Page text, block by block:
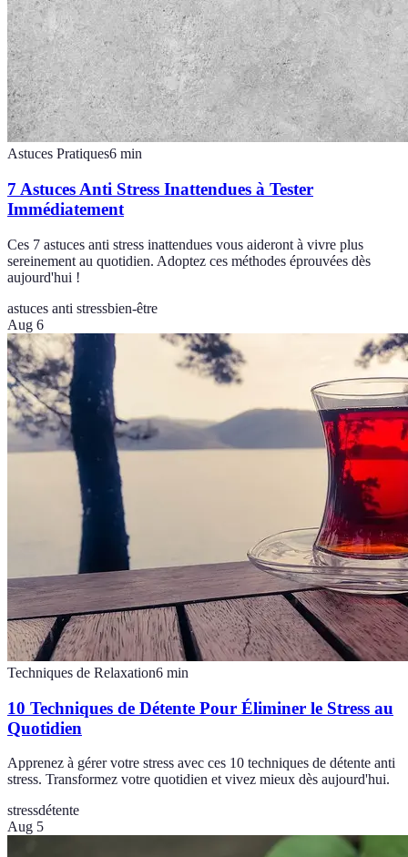
Astuces Pratiques6 min
7 Astuces Anti Stress Inattendues à Tester
Immédiatement
Ces 7 astuces anti stress inattendues vous aideront à vivre plus
sereinement au quotidien. Adoptez ces méthodes éprouvées dès
aujourd'hui !
astuces anti stressbien-être
Aug 6
Techniques de Relaxation6 min
10 Techniques de Détente Pour Éliminer le Stress au
Quotidien
Apprenez à gérer votre stress avec ces 10 techniques de détente anti
stress. Transformez votre quotidien et vivez mieux dès aujourd'hui.
stressdétente
Aug 5